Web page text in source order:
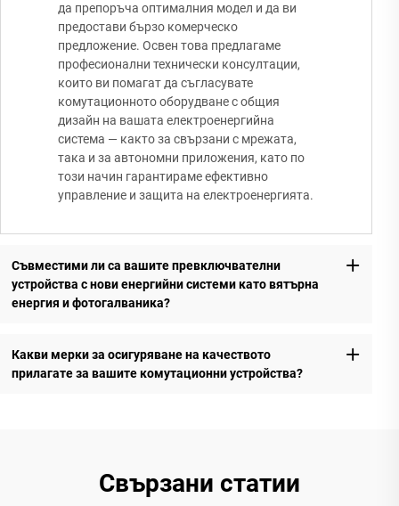
да препоръча оптималния модел и да ви
предостави бързо комерческо
предложение. Освен това предлагаме
професионални технически консултации,
които ви помагат да съгласувате
комутационното оборудване с общия
дизайн на вашата електроенергийна
система — както за свързани с мрежата,
така и за автономни приложения, като по
този начин гарантираме ефективно
управление и защита на електроенергията.
Съвместими ли са вашите превключвателни
устройства с нови енергийни системи като вятърна
енергия и фотогалваника?
Какви мерки за осигуряване на качеството
прилагате за вашите комутационни устройства?
Свързани статии